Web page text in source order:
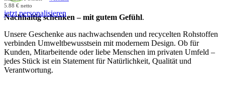
Nachhaltig schenken – mit gutem Gefühl.
Unsere Geschenke aus nachwachsenden und recycelten Rohstoffen
verbinden Umweltbewusstsein mit modernem Design. Ob für
Kunden, Mitarbeitende oder liebe Menschen im privaten Umfeld –
jedes Stück ist ein Statement für Natürlichkeit, Qualität und
Verantwortung.
5.88 € netto
jetzt personalisieren